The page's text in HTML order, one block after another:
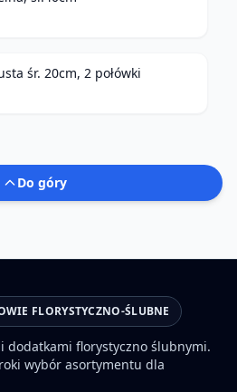
śr. 20cm, 2 połówki
Do góry
FLORYSTYCZNO-ŚLUBNE
dodatkami florystyczno ślubnymi.
wybór asortymentu dla